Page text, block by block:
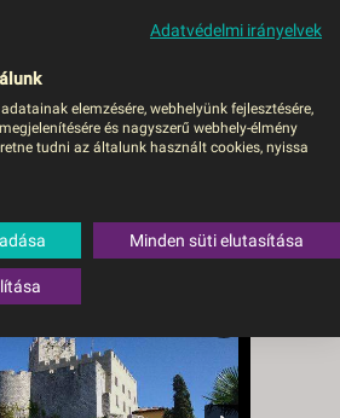
MENÜ
a Trieszti-
Budapest, Busz
,Észak-Adria,Trieszt
Adatvédelmi irányelvek
elemzésére, webhelyünk fejlesztésére,
és nagyszerű webhely-élmény
tudni az általunk használt cookies, nyissa
Minden süti elutasítása